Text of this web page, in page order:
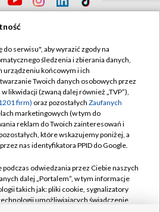
Sklep TVP
Biuro Reklamy
Handlowa
ogłoszenia
Emisja w TVP
przetargowe
Telewizyjna
prywatności
Moje zgody
Biuro reklamy
Kontakt
Spółka Akcyjna w likwidacji
serwisu", aby wyrazić zgody na
śledzenia i zbierania danych,
urządzeniu końcowym i ich
Twoich danych osobowych przez
likwidacji (zwaną dalej również „TVP”),
firm) oraz pozostałych Zaufanych
marketingowych (w tym do
reklam do Twoich zainteresowań i
które wskazujemy poniżej, a
nas identyfikatora PPID do Google.
odwiedzania przez Ciebie naszych
dalej „Portalem”, w tym informacje
takich jak: pliki cookie, sygnalizatory
umożliwiających świadczenie